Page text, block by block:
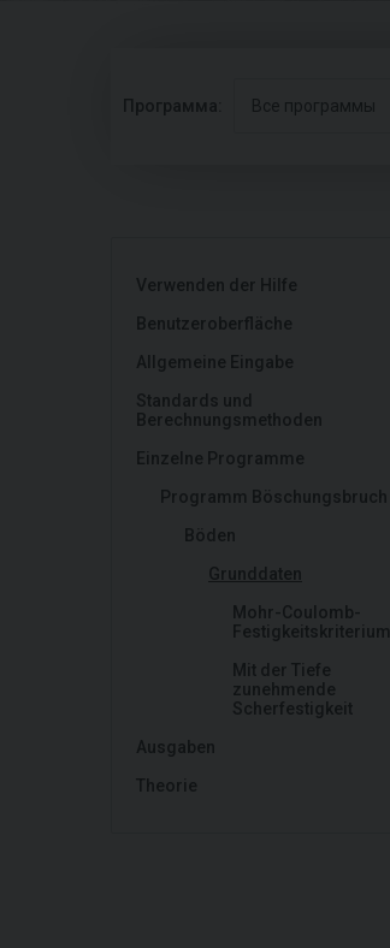
Программа: Все программы
Verwenden der Hilfe
Benutzeroberfläche
Allgemeine Eingabe
Standards und
Berechnungsmethoden
Einzelne Programme
Programm Böschungsbruch
Böden
Grunddaten
Mohr-Coulomb-
Festigkeitskriterium
Mit der Tiefe
zunehmende
Scherfestigkeit
Ausgaben
Theorie